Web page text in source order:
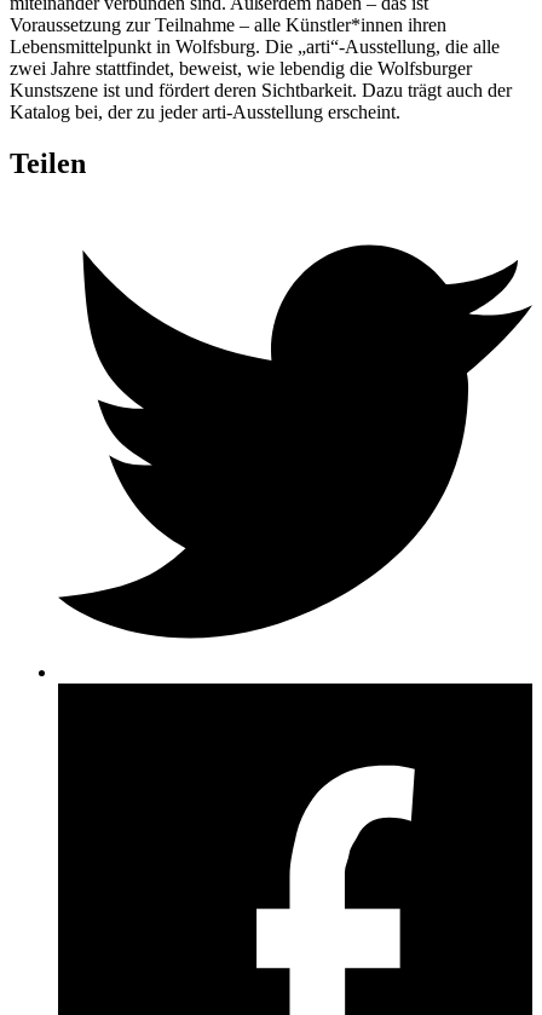
Voraussetzung zur Teilnahme – alle Künstler*innen ihren
Lebensmittelpunkt in Wolfsburg. Die „arti“-Ausstellung, die alle
zwei Jahre stattfindet, beweist, wie lebendig die Wolfsburger
Kunstszene ist und fördert deren Sichtbarkeit. Dazu trägt auch der
Katalog bei, der zu jeder arti-Ausstellung erscheint.
Teilen